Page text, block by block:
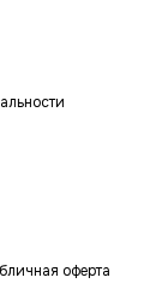
оферта